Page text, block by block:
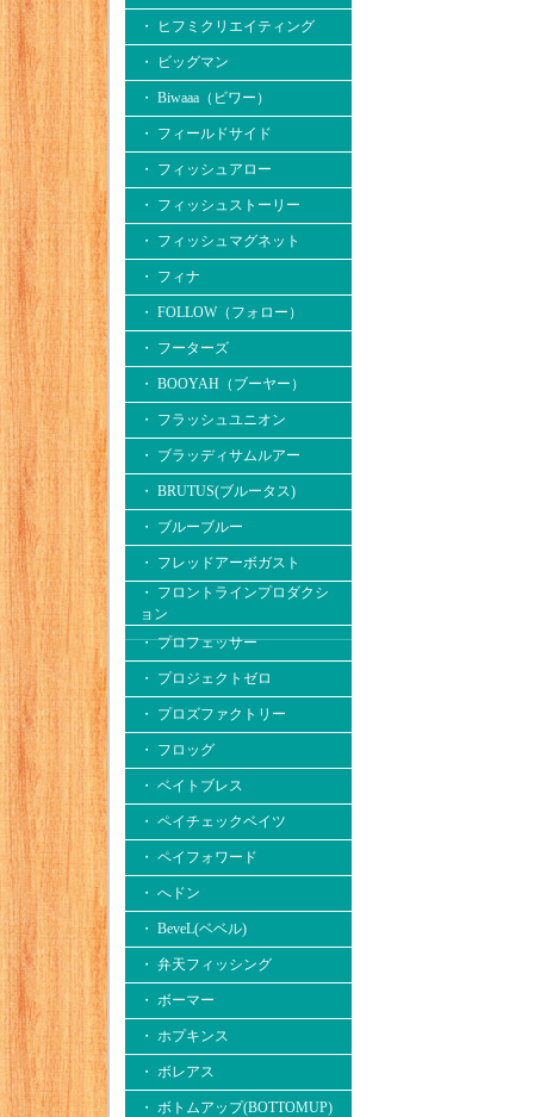
・ ヒフミクリエイティング
・ ビッグマン
・ Biwaaa（ビワー）
・ フィールドサイド
・ フィッシュアロー
・ フィッシュストーリー
・ フィッシュマグネット
・ フィナ
・ FOLLOW（フォロー）
・ フーターズ
・ BOOYAH（ブーヤー）
・ フラッシュユニオン
・ ブラッディサムルアー
・ BRUTUS(ブルータス)
・ ブルーブルー
・ フレッドアーボガスト
・ フロントラインプロダクシ
ョン
・ プロフェッサー
・ プロジェクトゼロ
・ プロズファクトリー
・ フロッグ
・ ベイトブレス
・ ペイチェックベイツ
・ ペイフォワード
・ へドン
・ BeveL(ベベル)
・ 弁天フィッシング
・ ボーマー
・ ホプキンス
・ ボレアス
・ ボトムアップ(BOTTOMUP)